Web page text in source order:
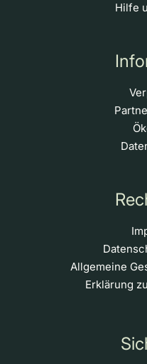
Hilfe
Allgemeine
Erklärung